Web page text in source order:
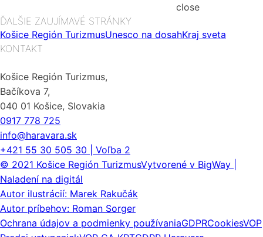
close
ĎALŠIE ZAUJÍMAVÉ STRÁNKY
Košice Región TurizmusUnesco na dosahKraj sveta
KONTAKT
Košice Región Turizmus,
Bačíkova 7,
040 01 Košice, Slovakia
0917 778 725
info@haravara.sk
+421 55 30 505 30 | Voľba 2
© 2021 Košice Región TurizmusVytvorené v BigWay |
Naladení na digitál
Autor ilustrácií: Marek Rakučák
Autor príbehov: Roman Sorger
Ochrana údajov a podmienky používaniaGDPRCookiesVOP